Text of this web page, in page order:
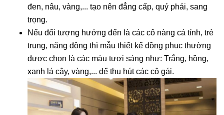
đen, nâu, vàng,... tạo nên đẳng cấp, quý phái, sang
trọng.
Nếu đối tượng hướng đến là các cô nàng cá tính, trẻ
trung, năng động thì mẫu thiết kế đồng phục thường
được chọn là các màu tươi sáng như: Trắng, hồng,
xanh lá cây, vàng,... để thu hút các cô gái.